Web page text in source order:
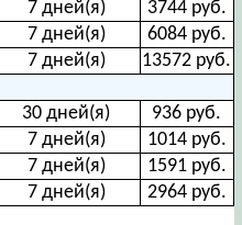
7 дней(я)
3744 руб.
7 дней(я)
6084 руб.
7 дней(я)
13572 руб.
30 дней(я)
936 руб.
7 дней(я)
1014 руб.
7 дней(я)
1591 руб.
7 дней(я) 2964 руб.